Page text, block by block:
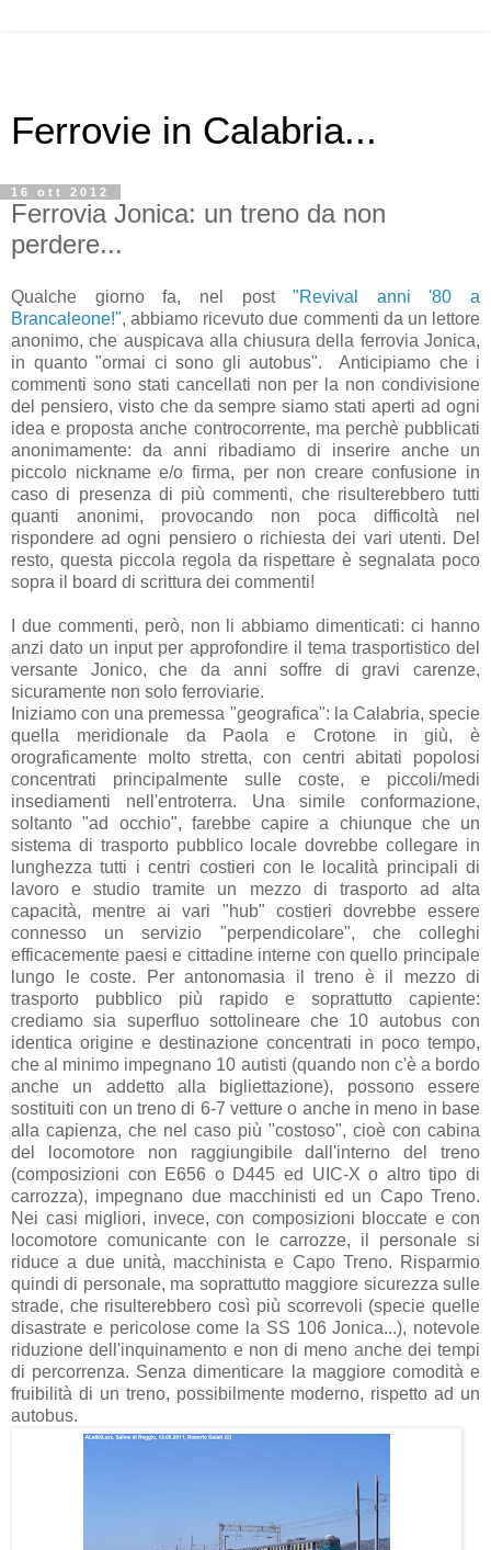
Ferrovie in Calabria...
16 ott 2012
Ferrovia Jonica: un treno da non
perdere...
Qualche giorno fa, nel post"Revival anni '80 a
Brancaleone!", abbiamo ricevuto due commenti da un lettore
anonimo, che auspicava alla chiusura della ferrovia Jonica,
in quanto "ormai ci sono gli autobus". Anticipiamo che i
commenti sono stati cancellati non per la non condivisione
del pensiero, visto che da sempre siamo stati aperti ad ogni
idea e proposta anche controcorrente, ma perchè pubblicati
anonimamente: da anni ribadiamo di inserire anche un
piccolo nickname e/o firma, per non creare confusione in
caso di presenza di più commenti, che risulterebbero tutti
quanti anonimi, provocando non poca difficoltà nel
rispondere ad ogni pensiero o richiesta dei vari utenti. Del
resto, questa piccola regola da rispettare è segnalata poco
sopra il board di scrittura dei commenti!
I due commenti, però, non li abbiamo dimenticati: ci hanno
anzi dato un input per approfondire il tema trasportistico del
versante Jonico, che da anni soffre di gravi carenze,
sicuramente non solo ferroviarie.
Iniziamo con una premessa "geografica": la Calabria, specie
quella meridionale da Paola e Crotone in giù, è
orograficamente molto stretta, con centri abitati popolosi
concentrati principalmente sulle coste, e piccoli/medi
insediamenti nell'entroterra. Una simile conformazione,
soltanto "ad occhio", farebbe capire a chiunque che un
sistema di trasporto pubblico locale dovrebbe collegare in
lunghezza tutti i centri costieri con le località principali di
lavoro e studio tramite un mezzo di trasporto ad alta
capacità, mentre ai vari "hub" costieri dovrebbe essere
connesso un servizio "perpendicolare", che colleghi
efficacemente paesi e cittadine interne con quello principale
lungo le coste. Per antonomasia il treno è il mezzo di
trasporto pubblico più rapido e soprattutto capiente:
crediamo sia superfluo sottolineare che 10 autobus con
identica origine e destinazione concentrati in poco tempo,
che al minimo impegnano 10 autisti (quando non c'è a bordo
anche un addetto alla bigliettazione), possono essere
sostituiti con un treno di 6-7 vetture o anche in meno in base
alla capienza, che nel caso più "costoso", cioè con cabina
del locomotore non raggiungibile dall'interno del treno
(composizioni con E656 o D445 ed UIC-X o altro tipo di
carrozza), impegnano due macchinisti ed un Capo Treno.
Nei casi migliori, invece, con composizioni bloccate e con
locomotore comunicante con le carrozze, il personale si
riduce a due unità, macchinista e Capo Treno. Risparmio
quindi di personale, ma soprattutto maggiore sicurezza sulle
strade, che risulterebbero così più scorrevoli (specie quelle
disastrate e pericolose come la SS 106 Jonica...), notevole
riduzione dell'inquinamento e non di meno anche dei tempi
di percorrenza. Senza dimenticare la maggiore comodità e
fruibilità di un treno, possibilmente moderno, rispetto ad un
autobus.